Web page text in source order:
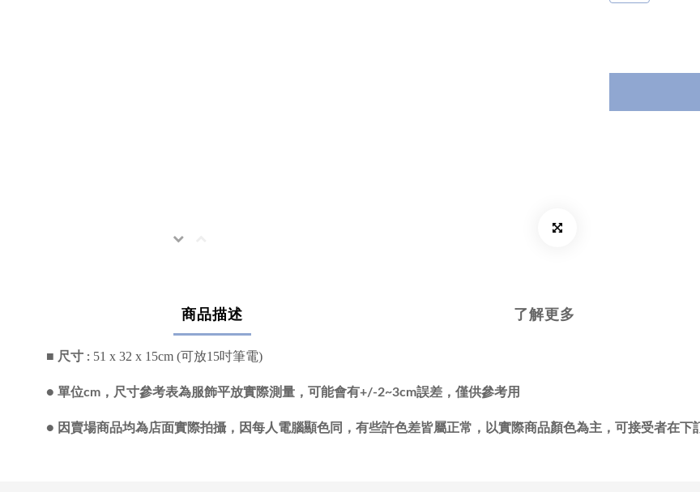
商品描述 了解更多
■ 尺寸 : 51 x 32 x 15cm (可放15吋筆電)
● 單位cm，尺寸參考表為服飾平放實際測量，可能會有+/-2~3cm誤差，僅供參考用
● 因賣場商品均為店面實際拍攝，因每人電腦顯色同，有些許色差皆屬正常，以實際商品顏色為主，可接受者在下訂